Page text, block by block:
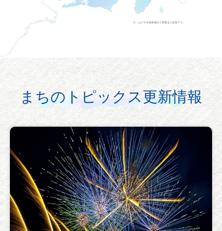
まちのトピックス更新情報